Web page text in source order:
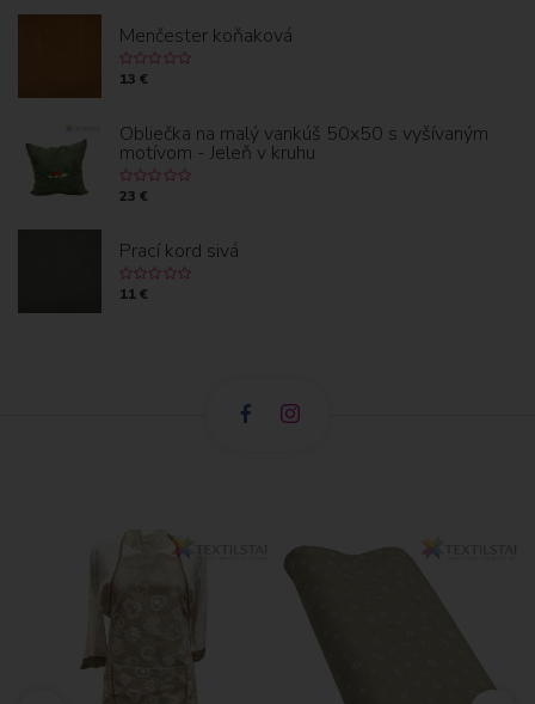
Menčester koňaková
13 €
Obliečka na malý vankúš 50x50 s vyšívaným
motívom - Jeleň v kruhu
23 €
Prací kord sivá
11 €